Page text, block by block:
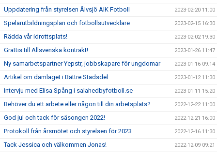
Uppdatering från styrelsen Älvsjö AIK Fotboll 2023-02-20 11:00
Spelarutbildningsplan och fotbollsutvecklare 2023-02-15 16:30
Rädda vår idrottsplats! 2023-02-02 19:30
Grattis till Allsvenska kontrakt! 2023-01-26 11:47
Ny samarbetspartner Yepstr, jobbskapare för ungdomar 2023-01-16 09:14
Artikel om damlaget i Bättre Stadsdel 2023-01-12 11:30
Intervju med Elisa Spång i salahedbyfotboll.se 2023-01-11 15:20
Behöver du ett arbete eller någon till din arbetsplats? 2022-12-22 11:00
God jul och tack för säsongen 2022! 2022-12-21 16:00
Protokoll från årsmötet och styrelsen för 2023 2022-12-16 11:30
Tack Jessica och välkommen Jonas! 2022-12-09 09:21